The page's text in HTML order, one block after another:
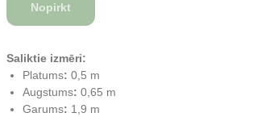
Nopirkt
Saliktie izmēri:
Platums: 0,5 m
Augstums: 0,65 m
Garums: 1,9 m